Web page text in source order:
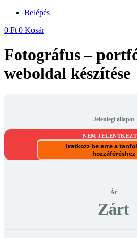
Belépés
0 Ft 0 Kosár
Fotográfus –
weboldal készítése
Jelenlegi állapot
NEM
Iratkozz be erre a
hozzáféréshez
Ár
Zárt